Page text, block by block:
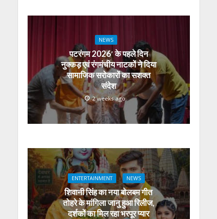
NEWS
पटरंगम 2026′ के पहले दिन
नुक्कड़ एवं रंगमंचीय नाटकों ने दिया
सामाजिक सरोकारों का सशक्त
संदेश
2 weeks ago
ENTERTAINMENT NEWS
शिवानी सिंह का नया बोलबम गीत
तोहरे के मांगिला जानु हुआ रिलीज,
दर्शकों का मिल रहा भरपूर प्यार